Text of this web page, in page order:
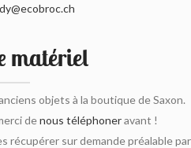
matériel
objets à la boutique de Saxon.
denous téléphoneravant !
récupérer sur demande préalable par